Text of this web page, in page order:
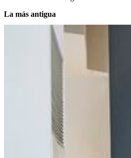
La más antigua